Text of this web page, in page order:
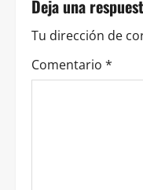
Deja una
Tu dirección de
Comentario *